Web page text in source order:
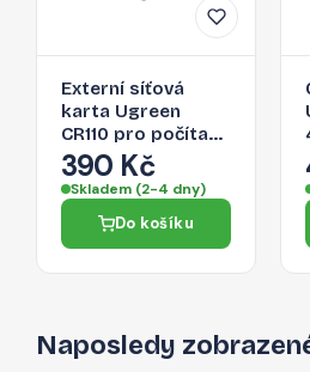
Externí síťová
karta Ugreen
CR110 pro počítač
a chytrý telefon -
černá
390 Kč
Skladem (2-4 dny)
Do košíku
Naposledy